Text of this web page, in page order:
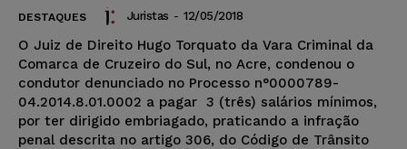
DESTAQUES Juristas - 12/05/2018
O Juiz de Direito Hugo Torquato da Vara Criminal da
Comarca de Cruzeiro do Sul, no Acre, condenou o
condutor denunciado no Processo n°0000789-
04.2014.8.01.0002 a pagar 3 (três) salários mínimos,
por ter dirigido embriagado, praticando a infração
penal descrita no artigo 306, do Código de Trânsito